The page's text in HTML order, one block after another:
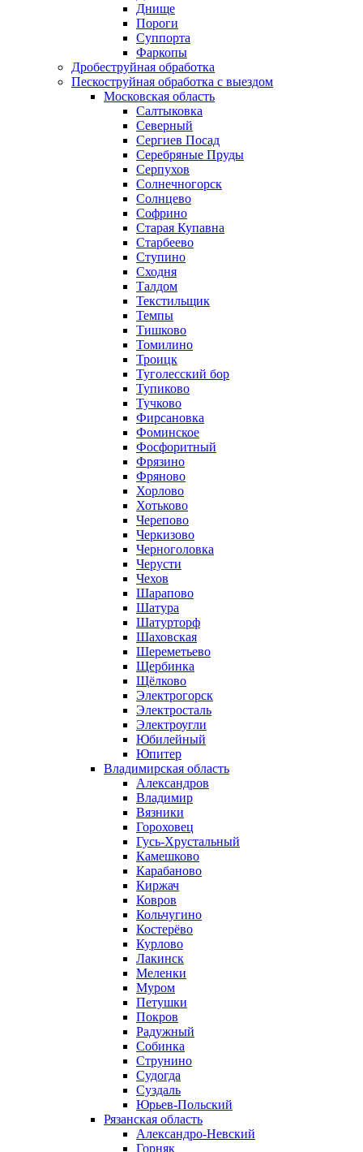
Днище
Пороги
Суппорта
Фаркопы
Дробеструйная обработка
Пескоструйная обработка с выездом
Московская область
Салтыковка
Северный
Сергиев Посад
Серебряные Пруды
Серпухов
Солнечногорск
Солнцево
Софрино
Старая Купавна
Старбеево
Ступино
Сходня
Талдом
Текстильщик
Темпы
Тишково
Томилино
Троицк
Туголесский бор
Тупиково
Тучково
Фирсановка
Фоминское
Фосфоритный
Фрязино
Фряново
Хорлово
Хотьково
Черепово
Черкизово
Черноголовка
Черусти
Чехов
Шарапово
Шатура
Шатурторф
Шаховская
Шереметьево
Щербинка
Щёлково
Электрогорск
Электросталь
Электроугли
Юбилейный
Юпитер
Владимирская область
Александров
Владимир
Вязники
Гороховец
Гусь-Хрустальный
Камешково
Карабаново
Киржач
Ковров
Кольчугино
Костерёво
Курлово
Лакинск
Меленки
Муром
Петушки
Покров
Радужный
Собинка
Струнино
Судогда
Суздаль
Юрьев-Польский
Рязанская область
Александро-Невский
Горняк